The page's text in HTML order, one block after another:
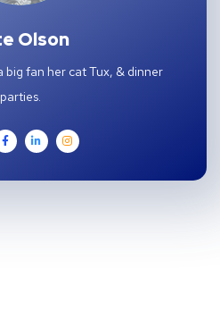
Olson
big fan her cat Tux, & dinner
parties.